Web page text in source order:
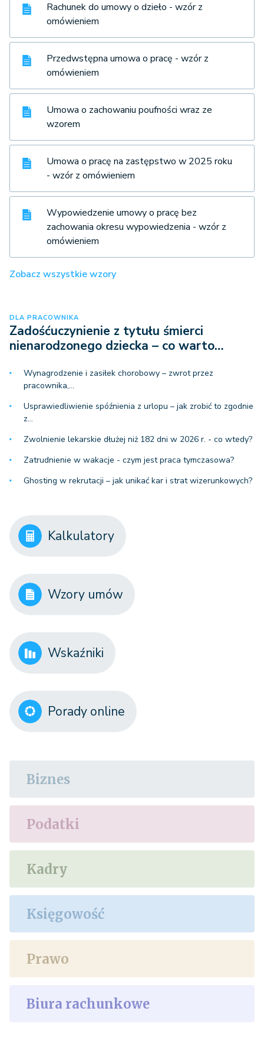
Rachunek do umowy o dzieło - wzór z
omówieniem
Przedwstępna umowa o pracę - wzór z
omówieniem
Umowa o zachowaniu poufności wraz ze
wzorem
Umowa o pracę na zastępstwo w 2025 roku
- wzór z omówieniem
Wypowiedzenie umowy o pracę bez
zachowania okresu wypowiedzenia - wzór z
omówieniem
Zobacz wszystkie wzory
DLA PRACOWNIKA
Zadośćuczynienie z tytułu śmierci
nienarodzonego dziecka – co warto…
Wynagrodzenie i zasiłek chorobowy – zwrot przez
pracownika,…
Usprawiedliwienie spóźnienia z urlopu – jak zrobić to zgodnie
z…
Zwolnienie lekarskie dłużej niż 182 dni w 2026 r. - co wtedy?
Zatrudnienie w wakacje - czym jest praca tymczasowa?
Ghosting w rekrutacji – jak unikać kar i strat wizerunkowych?
Kalkulatory
Wzory umów
Wskaźniki
Porady online
Biznes
Podatki
Kadry
Księgowość
Prawo
Biura rachunkowe